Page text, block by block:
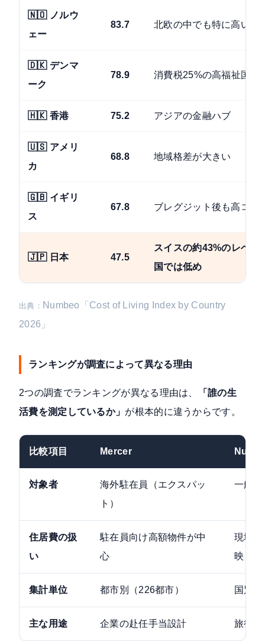
🇳🇴 ノルウ
ェー
83.7 北欧の中でも特に高い
🇩🇰 デンマ
ーク
78.9 消費税25%の高福祉国家
🇭🇰 香港 75.2 アジアの金融ハブ
🇺🇸 アメリ
カ
68.8 地域格差が大きい
🇬🇧 イギリ
ス
67.8 ブレグジット後も高コス
🇯🇵 日本 47.5
スイスの約43%のレベル
国では低め
出典： Numbeo「Cost of Living Index by Country
2026」
ランキングが調査によって異なる理由
2つの調査でランキングが異なる理由は、
「誰の生
活費を測定しているか」 が根本的に違うからです。
比較項目 Mercer
対象者
海外駐在員（エクスパッ
ト）
一般
住居費の扱
い
駐在員向け高額物件が中
心
現地
映
集計単位 都市別（226都市） 国別
主な用途 企業の赴任手当設計 旅行